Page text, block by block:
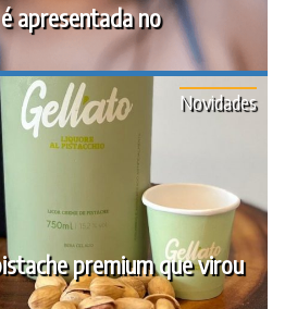
apresentada no
premium que virou
Novidades